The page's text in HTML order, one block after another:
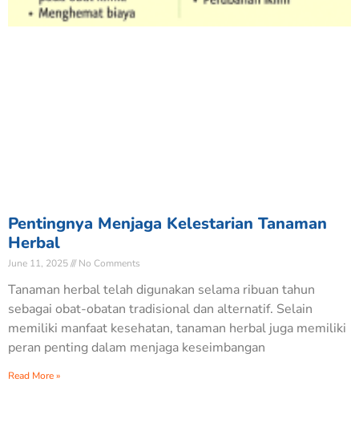
Pentingnya Menjaga Kelestarian Tanaman
Herbal
June 11, 2025 No Comments
Tanaman herbal telah digunakan selama ribuan tahun
sebagai obat-obatan tradisional dan alternatif. Selain
memiliki manfaat kesehatan, tanaman herbal juga memiliki
peran penting dalam menjaga keseimbangan
Read More »